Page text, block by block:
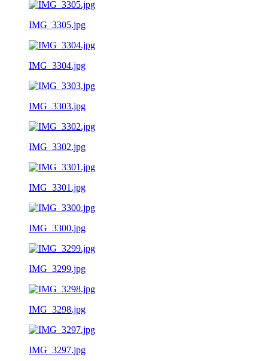
IMG_3305.jpg
IMG_3304.jpg
IMG_3303.jpg
IMG_3302.jpg
IMG_3301.jpg
IMG_3300.jpg
IMG_3299.jpg
IMG_3298.jpg
IMG_3297.jpg